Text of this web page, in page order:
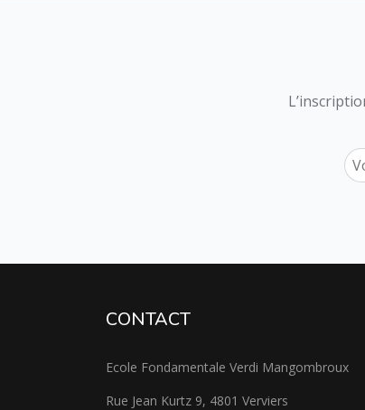
CONTACT
Ecole Fondamentale Verdi Mangombroux
Rue Jean Kurtz 9, 4801 Verviers